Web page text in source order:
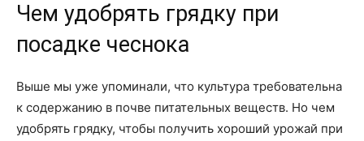
Чем удобрять грядку при
посадке чеснока
Выше мы уже упоминали, что культура требовательна
к содержанию в почве питательных веществ. Но чем
удобрять грядку, чтобы получить хороший урожай при